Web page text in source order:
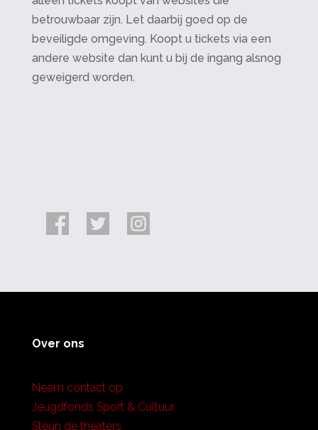
betrouwbaar zijn. Let daarbij goed op de
beveiligde omgeving. Koopt u tickets via een
andere website dan kunt u bij de ingang alsnog
geweigerd worden.
Over ons
Neem contact op
Jeugdfonds Sport & Cultuur
Steun de theaters